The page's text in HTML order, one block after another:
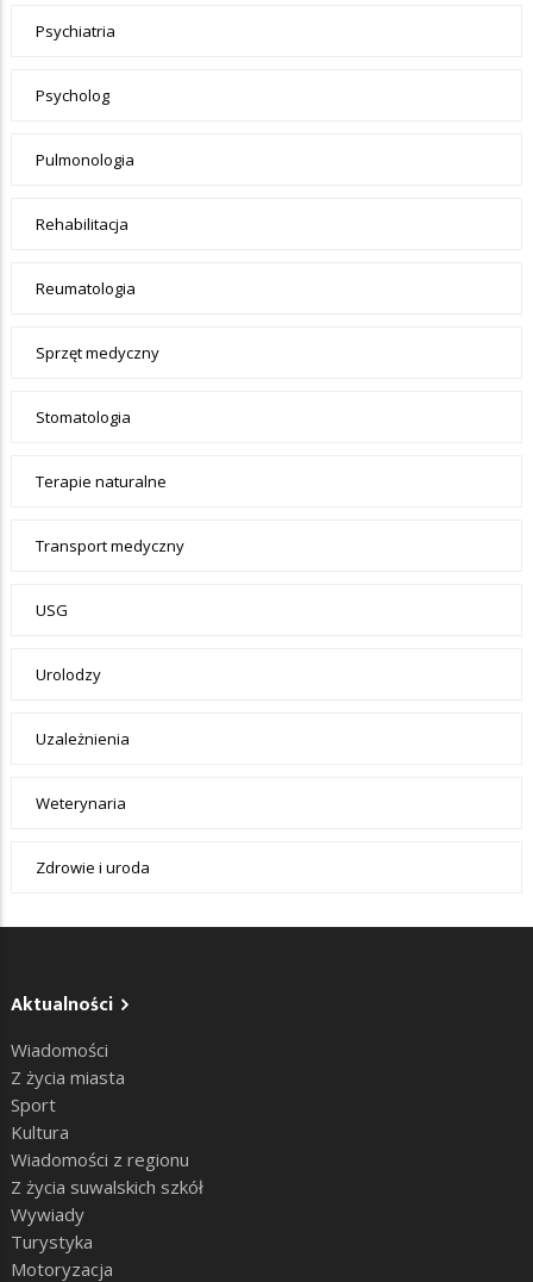
Psychiatria
Psycholog
Pulmonologia
Rehabilitacja
Reumatologia
Sprzęt medyczny
Stomatologia
Terapie naturalne
Transport medyczny
USG
Urolodzy
Uzależnienia
Weterynaria
Zdrowie i uroda
Aktualności
Wiadomości
Z życia miasta
Sport
Kultura
Wiadomości z regionu
Z życia suwalskich szkół
Wywiady
Turystyka
Motoryzacja